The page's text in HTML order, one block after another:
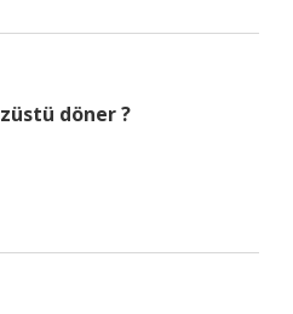
döner ?